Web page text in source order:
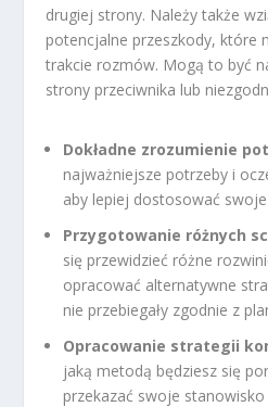
drugiej strony. Należy także
potencjalne przeszkody, które
trakcie rozmów. Mogą to być
strony przeciwnika lub
Dokładne zrozumienie
najważniejsze potrzeby i
aby lepiej dostosować
Przygotowanie różnych
się przewidzieć różne
opracować alternatywne
nie przebiegały zgodnie z
Opracowanie strategii
jaką metodą będziesz się
przekazać swoje